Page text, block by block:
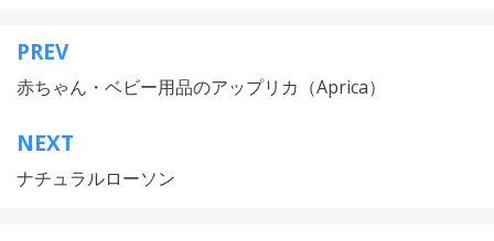
投
稿
ナ
ビ
PREV
赤ちゃん・ベビー用品のアップリカ（Aprica）
NEXT
ナチュラルローソン